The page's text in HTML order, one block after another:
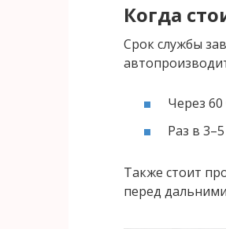
Когда
Срок службы
Через 60
Раз в
Также стоит
перед